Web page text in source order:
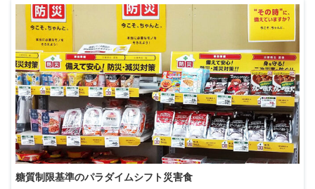
糖質制限基準のパラダイムシフト災害食